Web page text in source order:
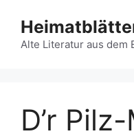
Inhalt
springenAlte Literatur aus dem
D’r